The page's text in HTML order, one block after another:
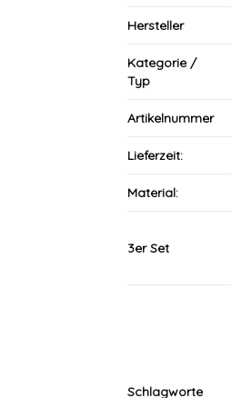
Hersteller
Kategorie /
Typ
Artikelnummer
Lieferzeit:
Material:
3er Set
Schlagworte